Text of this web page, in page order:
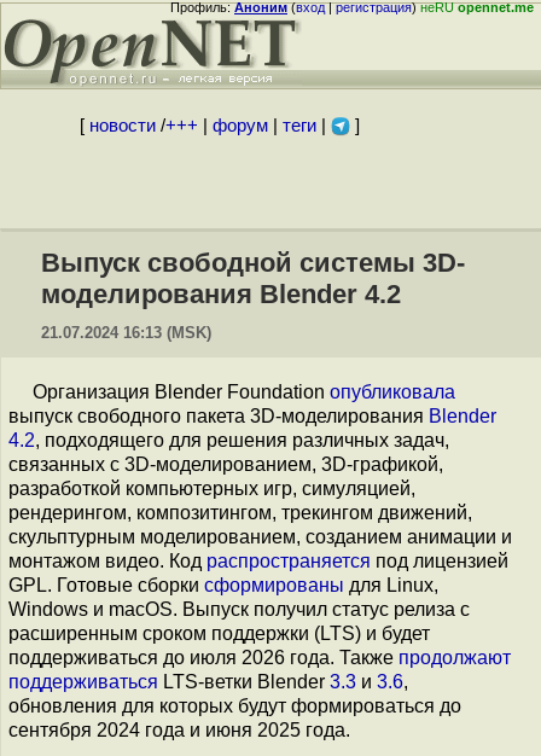
Профиль:Аноним(вход|регистрация)неRUopennet.me
[ новости/+++ форум| теги| ]
Выпуск свободной системы 3D-
моделирования Blender 4.2
21.07.2024 16:13 (MSK)
Организация Blender Foundation опубликовала
выпуск свободного пакета 3D-моделирования Blender
4.2, подходящего для решения различных задач,
связанных с 3D-моделированием, 3D-графикой,
разработкой компьютерных игр, симуляцией,
рендерингом, композитингом, трекингом движений,
скульптурным моделированием, созданием анимации и
монтажом видео. Код распространяется под лицензией
GPL. Готовые сборки сформированы для Linux,
Windows и macOS. Выпуск получил статус релиза с
расширенным сроком поддержки (LTS) и будет
поддерживаться до июля 2026 года. Также продолжают
поддерживаться LTS-ветки Blender 3.3 и 3.6,
обновления для которых будут формироваться до
сентября 2024 года и июня 2025 года.